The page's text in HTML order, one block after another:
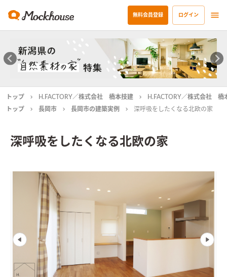
無料会員登録 ログイン
トップ H.FACTORY／株式会社 橋本技建
H.FACTORY／株式会社 橋
トップ
長岡市 長岡市の建築実例 深呼吸をしたくなる北欧の家
深呼吸をしたくなる北欧の家